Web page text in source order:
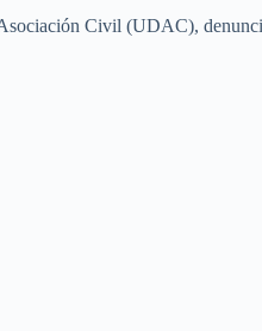
Civil (UDAC),